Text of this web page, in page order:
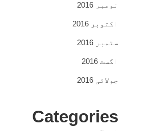
نومبر 2016
اکتوبر 2016
ستمبر 2016
اگست 2016
جولائی 2016
Categories